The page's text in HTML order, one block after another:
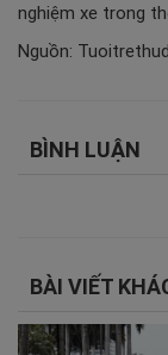
nghiệm xe trong
Nguồn:
BÌNH LUẬN
BÀI VIẾT